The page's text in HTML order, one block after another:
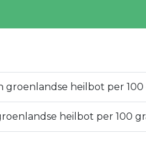
groenlandse heilbot per 100
heilbot per 100